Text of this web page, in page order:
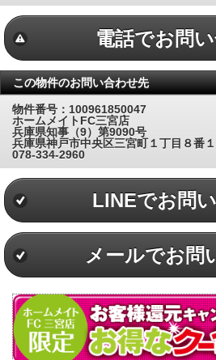
電話でお問
この物件のお問い合わせ先
物件番号：100961850047
ホームメイトFC三宮店
兵庫県知事（9）第9090号
兵庫県神戸市中央区三宮町１丁目８番
078-334-2960
LINEでお問
メールでお問